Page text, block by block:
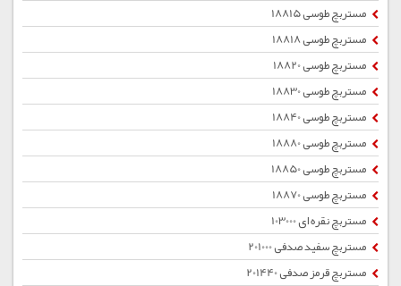
مستربچ طوسی 18815
مستربچ طوسی 18818
مستربچ طوسی 18820
مستربچ طوسی 18830
مستربچ طوسی 18840
مستربچ طوسی 18880
مستربچ طوسی 18850
مستربچ طوسی 18870
مستربچ نقره ای 103000
مستربچ سفید صدفی 201000
مستربچ قرمز صدفی 201440